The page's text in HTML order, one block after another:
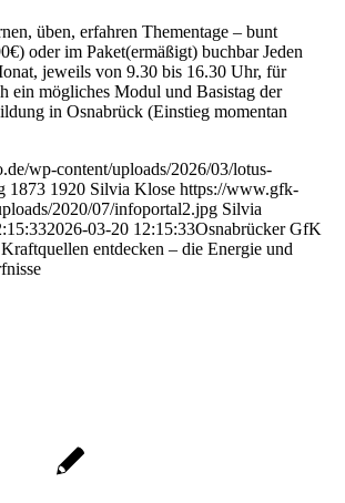
üben, erfahren Thementage – bunt
oder im Paket(ermäßigt) buchbar Jeden
jeweils von 9.30 bis 16.30 Uhr, für
ein mögliches Modul und Basistag der
in Osnabrück (Einstieg momentan
wp-content/uploads/2026/03/lotus-
1873 1920 Silvia Klose https://www.gfk-
2020/07/infoportal2.jpg Silvia
2026-03-20 12:15:33Osnabrücker GfK
entdecken – die Energie und